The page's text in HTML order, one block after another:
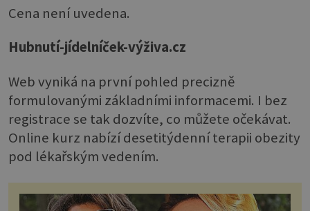
Cena není uvedena.
Hubnutí-jídelníček-výživa.cz
Web vyniká na první pohled precizně
formulovanými základními informacemi. I bez
registrace se tak dozvíte, co můžete očekávat.
Online kurz nabízí desetitýdenní terapii obezity
pod lékařským vedením.